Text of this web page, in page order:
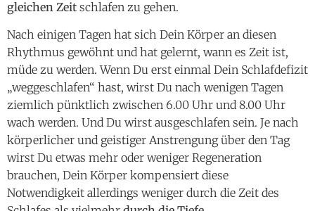
müde zu werden. Wenn Du erst einmal Dein Schlafdefizit
„weggeschlafen“ hast, wirst Du nach wenigen Tagen
ziemlich pünktlich zwischen 6.00 Uhr und 8.00 Uhr
wach werden. Und Du wirst ausgeschlafen sein. Je nach
körperlicher und geistiger Anstrengung über den Tag
wirst Du etwas mehr oder weniger Regeneration
brauchen, Dein Körper kompensiert diese
Notwendigkeit allerdings weniger durch die Zeit des
Schlafes als vielmehrdurch die Tiefe.
Nach dem Einschlafen pendelt sich Dein Körper auf
Schlafrhythmen ein, die etwa 90 Minuten dauern. Du